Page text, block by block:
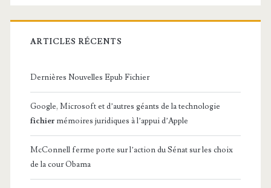
ARTICLES RÉCENTS
Dernières Nouvelles Epub Fichier
Google, Microsoft et d’autres géants de la technologie
fichier mémoires juridiques à l’appui d’Apple
McConnell ferme porte sur l’action du Sénat sur les choix
de la cour Obama